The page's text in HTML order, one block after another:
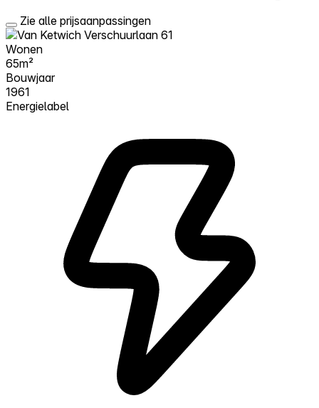
Zie alle prijsaanpassingen
Wonen
65m²
Bouwjaar
1961
Energielabel